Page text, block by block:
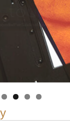
PetrSalek/collections